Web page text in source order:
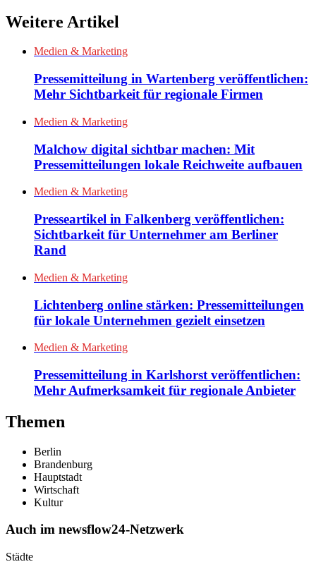
Weitere Artikel
Medien & Marketing
Pressemitteilung in Wartenberg veröffentlichen:
Mehr Sichtbarkeit für regionale Firmen
Medien & Marketing
Malchow digital sichtbar machen: Mit
Pressemitteilungen lokale Reichweite aufbauen
Medien & Marketing
Presseartikel in Falkenberg veröffentlichen:
Sichtbarkeit für Unternehmer am Berliner
Rand
Medien & Marketing
Lichtenberg online stärken: Pressemitteilungen
für lokale Unternehmen gezielt einsetzen
Medien & Marketing
Pressemitteilung in Karlshorst veröffentlichen:
Mehr Aufmerksamkeit für regionale Anbieter
Themen
Berlin
Brandenburg
Hauptstadt
Wirtschaft
Kultur
Auch im newsflow24-Netzwerk
Städte